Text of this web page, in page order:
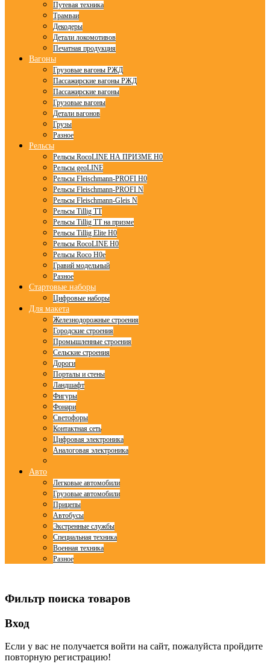
Путевая техника
Трамваи
Декодеры
Детали локомотивов
Печатная продукция
Вагоны
Грузовые вагоны РЖД
Пассажирские вагоны РЖД
Пассажирские вагоны
Грузовые вагоны
Детали вагонов
Грузы
Разное
Рельсы
Рельсы RocoLINE НА ПРИЗМЕ H0
Рельсы geoLINE
Рельсы Fleischmann-PROFI H0
Рельсы Fleischmann-PROFI N
Рельсы Fleischmann-Gleis N
Рельсы Tillig TT
Рельсы Tillig TT на призме
Рельсы Tillig Elite H0
Рельсы RocoLINE H0
Рельсы Roco H0e
Гравий модельный
Разное
Стартовые наборы
Цифровые наборы
Для макета
Железнодорожные строения
Городские строения
Промышленные строения
Сельские строения
Дороги
Порталы и стены
Ландшафт
Фигуры
Фонари
Светофоры
Контактная сеть
Цифровая электроника
Аналоговая электроника
Авто
Легковые автомобили
Грузовые автомобили
Прицепы
Автобусы
Экстренные службы
Специальная техника
Военная техника
Разное
Фильтр поиска товаров
Вход
Если у вас не получается войти на сайт, пожалуйста пройдите
повторную регистрацию!